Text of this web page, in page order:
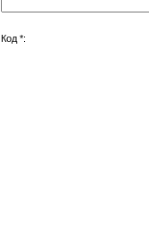
Код *: